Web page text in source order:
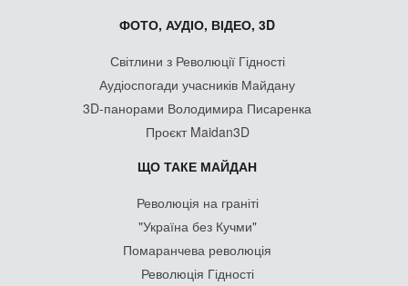
ФОТО, АУДІО, ВІДЕО, 3D
Світлини з Революції Гідності
Аудіоспогади учасників Майдану
3D-панорами Володимира Писаренка
Проєкт Maidan3D
ЩО ТАКЕ МАЙДАН
Революція на граніті
"Україна без Кучми"
Помаранчева революція
Революція Гідності